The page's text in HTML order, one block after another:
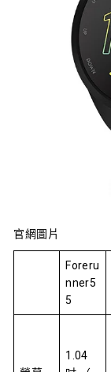
官網圖片
Foreru
nner5
5
1.04